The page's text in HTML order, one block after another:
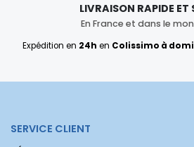
LIVRAISON RAPIDE ET
En France et dans le
Expédition en 24h en Colissimo à
SERVICE CLIENT